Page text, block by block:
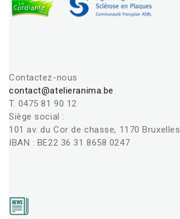
Contactez-nous
contact@atelieranima.be
T. 0475 81 90 12
Siège social :
101 av. du Cor de chasse, 1170 Bruxelles
IBAN : BE22 36 31 8658 0247